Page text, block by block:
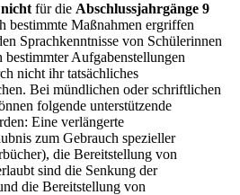
nicht für die Abschlussjahrgänge 9
bestimmte Maßnahmen ergriffen
Sprachkenntnisse von Schülerinnen
Aufgabenstellungen
nicht ihr tatsächliches
Bei mündlichen oder schriftlichen
folgende unterstützende
Eine verlängerte
zum Gebrauch spezieller
die Bereitstellung von
sind die Senkung der
die Bereitstellung von